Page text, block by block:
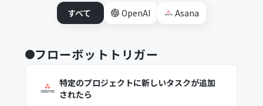
すべて
OpenAI Asana
フローボットトリガー
特定のプロジェクトに新しいタスクが追加
されたら